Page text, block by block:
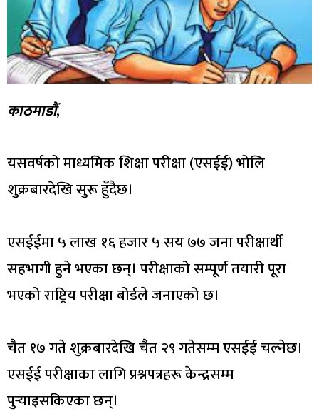
काठमाडौं,
यसवर्षको माध्यमिक शिक्षा परीक्षा (एसईई) भोलि
शुक्रबारदेखि सुरू हुँदैछ।
एसईईमा ५ लाख १६ हजार ५ सय ७७ जना परीक्षार्थी
सहभागी हुने भएका छन्। परीक्षाको सम्पूर्ण तयारी पूरा
भएको राष्ट्रिय परीक्षा बोर्डले जनाएको छ।
चैत १७ गते शुक्रबारदेखि चैत २९ गतेसम्म एसईई चल्नेछ।
एसईई परीक्षाका लागि प्रश्नपत्रहरू केन्द्रसम्म
पुर्‍याइसकिएका छन्।